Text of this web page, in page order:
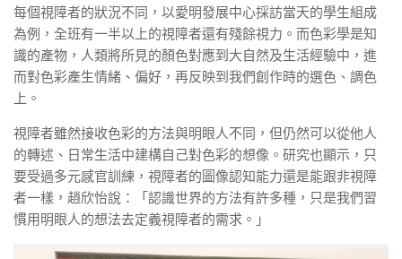
每個視障者的狀況不同，以愛明發展中心採訪當天的學生組成
為例，全班有一半以上的視障者還有殘餘視力。而色彩學是知
識的產物，人類將所見的顏色對應到大自然及生活經驗中，進
而對色彩產生情緒、偏好，再反映到我們創作時的選色、調色
上。
視障者雖然接收色彩的方法與明眼人不同，但仍然可以從他人
的轉述、日常生活中建構自己對色彩的想像。研究也顯示，只
要受過多元感官訓練，視障者的圖像認知能力還是能跟非視障
者一樣，趙欣怡說：「認識世界的方法有許多種，只是我們習
慣用明眼人的想法去定義視障者的需求。」